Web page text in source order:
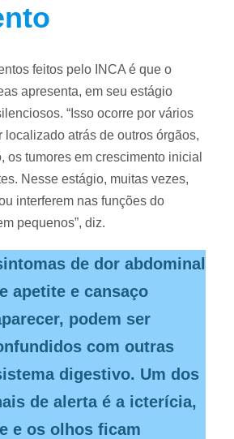
feitos pelo INCA é que o
apresenta, em seu estágio
“Isso ocorre por vários
localizado atrás de outros órgãos,
os tumores em crescimento inicial
Nesse estágio, muitas vezes,
interferem nas funções do
pequenos”, diz.
de dor abdominal
apetite e cansaço
podem ser
com outras
digestivo. Um dos
de alerta é a icterícia,
e os olhos ficam